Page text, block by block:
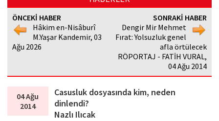
ÖNCEKİ HABER
Hâkim en-Nisâburî
M.Yaşar Kandemir, 03
Ağu 2026
SONRAKİ HABER
Dengir Mir Mehmet
Fırat: Yolsuzluk genel
afla örtülecek
RÖPORTAJ - FATİH VURAL,
04 Ağu 2014
04 Ağu
2014
Casusluk dosyasında kim, neden
dinlendi?
Nazlı Ilıcak